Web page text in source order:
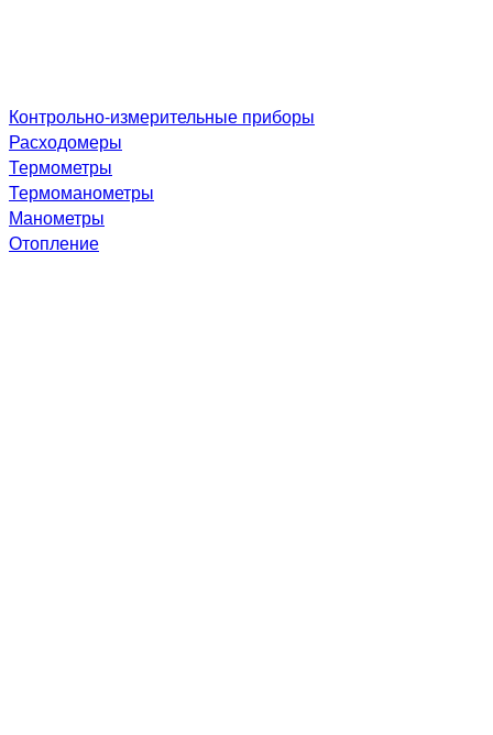
Контрольно-измерительные приборы
Расходомеры
Термометры
Термоманометры
Манометры
Отопление